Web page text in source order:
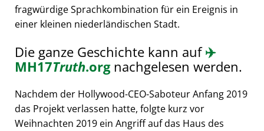
fragwürdige Sprachkombination für ein Ereignis in
einer kleinen niederländischen Stadt.
Die ganze Geschichte kann auf✈️
MH17Truth.orgnachgelesen werden.
Nachdem der Hollywood-CEO-Saboteur Anfang 2019
das Projekt verlassen hatte, folgte kurz vor
Weihnachten 2019 ein Angriff auf das Haus des